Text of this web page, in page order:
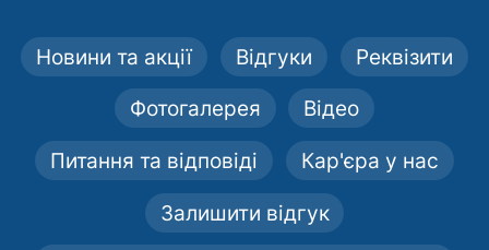
Новини та акції Відгуки Реквізити
Фотогалерея Відео
Питання та відповіді Кар'єра у нас
Залишити відгук